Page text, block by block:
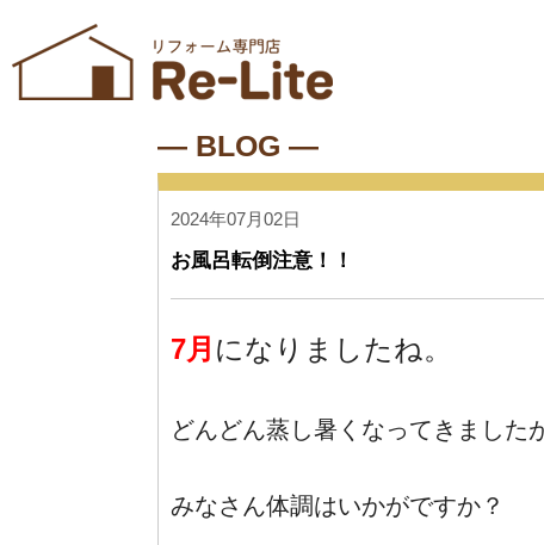
― BLOG ―
2024年07月02日
お風呂転倒注意！！
7月 になりましたね。
どんどん蒸し暑くなってきました
みなさん体調はいかがですか？